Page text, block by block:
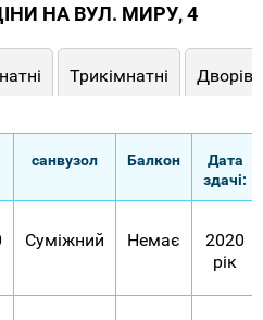
НА ВУЛ. МИРУ, 4
Трикімнатні
санвузол Балкон
Дата
здачі:
Суміжний Немає
2020
рік